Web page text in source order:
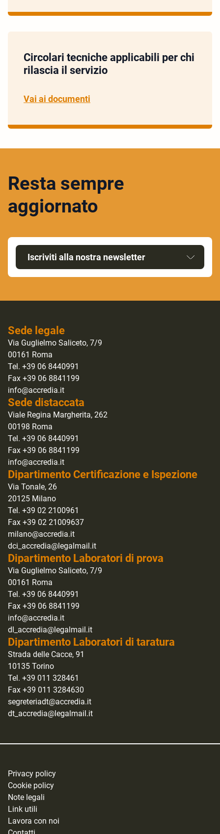
Circolari tecniche applicabili per chi
rilascia il servizio
Vai ai documenti
Resta sempre
aggiornato
Iscriviti alla nostra newsletter
Sede legale
Via Guglielmo Saliceto, 7/9
00161 Roma
Tel. +39 06 8440991
Fax +39 06 8841199
info@accredia.it
Sede distaccata
Viale Regina Margherita, 262
00198 Roma
Tel. +39 06 8440991
Fax +39 06 8841199
info@accredia.it
Dipartimento Certificazione e Ispezione
Via Tonale, 26
20125 Milano
Tel. +39 02 2100961
Fax +39 02 21009637
milano@accredia.it
dci_accredia@legalmail.it
Dipartimento Laboratori di prova
Via Guglielmo Saliceto, 7/9
00161 Roma
Tel. +39 06 8440991
Fax +39 06 8841199
info@accredia.it
dl_accredia@legalmail.it
Dipartimento Laboratori di taratura
Strada delle Cacce, 91
10135 Torino
Tel. +39 011 328461
Fax +39 011 3284630
segreteriadt@accredia.it
dt_accredia@legalmail.it
Privacy policy
Cookie policy
Note legali
Link utili
Lavora con noi